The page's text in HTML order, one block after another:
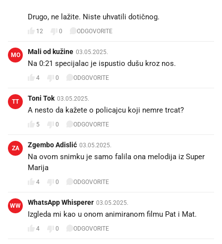
Drugo, ne lažite. Niste uhvatili dotičnog.
12 0 ODGOVORITE
MO Mali od kužine 03.05.2025.
Na 0:21 specijalac je ispustio dušu kroz nos.
4 0 ODGOVORITE
TT Toni Tok 03.05.2025.
A nesto da kažete o policajcu koji nemre trcat?
5 0 ODGOVORITE
ZA Zgembo Adislić 03.05.2025.
Na ovom snimku je samo falila ona melodija iz Super
Marija
4 0 ODGOVORITE
WW WhatsApp Whisperer 03.05.2025.
Izgleda mi kao u onom animiranom filmu Pat i Mat.
4 0 ODGOVORITE